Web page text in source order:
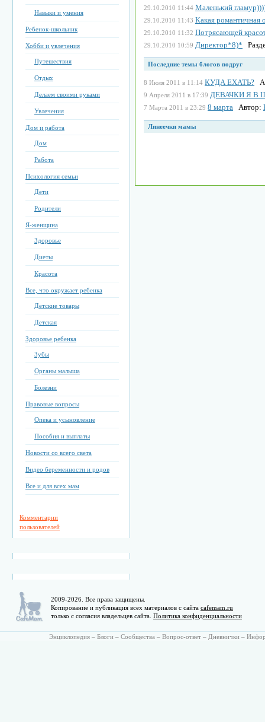
Навыки и умения
Ребенок-школьник
Хобби и увлечения
Путешествия
Отдых
Делаем своими руками
Увлечения
Дом и работа
Дом
Работа
Психология семьи
Дети
Родители
Я-женщина
Здоровье
Диеты
Красота
Все, что окружает ребенка
Детские товары
Детская
Здоровье ребенка
Зубы
Органы малыша
Болезни
Правовые вопросы
Опека и усыновление
Пособия и выплаты
Новости со всего света
Видео беременности и родов
Все и для всех мам
Комментарии
пользователей
29.10.2010 11:44 Маленький
29.10.2010 11:43 Какая романтичная
29.10.2010 11:32 Потрясающей
29.10.2010 10:59 Директор*8)*
Последние темы блогов подруг
8 Июля 2011 в 11:14 КУДА ЕХАТЬ?
9 Апреля 2011 в 17:39 ДЕВАЧКИ Я В
7 Марта 2011 в 23:29 8 марта Автор:
Линеечки мамы
2009-2026. Все права защищены.
Копирование и публикация всех материалов с сайта cafemam.ru
только с согласия владельцев сайта. Политика конфиденциальности
Энциклопедия – Блоги – Сообщества – Вопрос-ответ – Дневнички –